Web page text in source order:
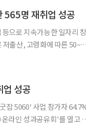
명 재취업 성공
으로 지속가능한 일자리 창
성공
잡 5060' 사업 참가자